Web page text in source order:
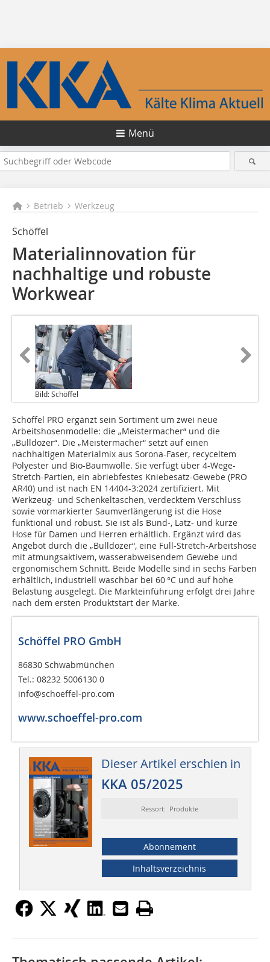
Menü
Betrieb Werkzeug
Schöffel
Materialinnovation für
nachhaltige und robuste
Workwear
Bild: Schöffel
Schöffel PRO ergänzt sein Sortiment um zwei neue
Arbeitshosenmodelle: die „Meistermacher“ und die
„Bulldozer“. Die „Meistermacher“ setzt auf einen
nachhaltigen Materialmix aus Sorona-Faser, recyceltem
Polyester und Bio-Baumwolle. Sie verfügt über 4-Wege-
Stretch-Partien, ein abriebfestes Kniebesatz-Gewebe (PRO
AR40) und ist nach EN 14404-3:2024 zertifiziert. Mit
Werkzeug- und Schenkeltaschen, verdecktem Verschluss
sowie vormarkierter Saumverlängerung ist die Hose
funktional und robust. Sie ist als Bund-, Latz- und kurze
Hose für Damen und Herren erhältlich. Ergänzt wird das
Angebot durch die „Bulldozer“, eine Full-Stretch-Arbeitshose
mit atmungsaktivem, wasserabweisendem Gewebe und
ergonomischem Schnitt. Beide Modelle sind in sechs Farben
erhältlich, industriell waschbar bei 60 °C und auf hohe
Belastung ausgelegt. Die Markteinführung erfolgt drei Jahre
nach dem ersten Produktstart der Marke.
Schöffel PRO GmbH
86830 Schwabmünchen
Tel.: 08232 5006130 0
info@schoeffel-pro.com
www.schoeffel-pro.com
Dieser Artikel erschien in
KKA 05/2025
Ressort: Produkte
Abonnement
Inhaltsverzeichnis